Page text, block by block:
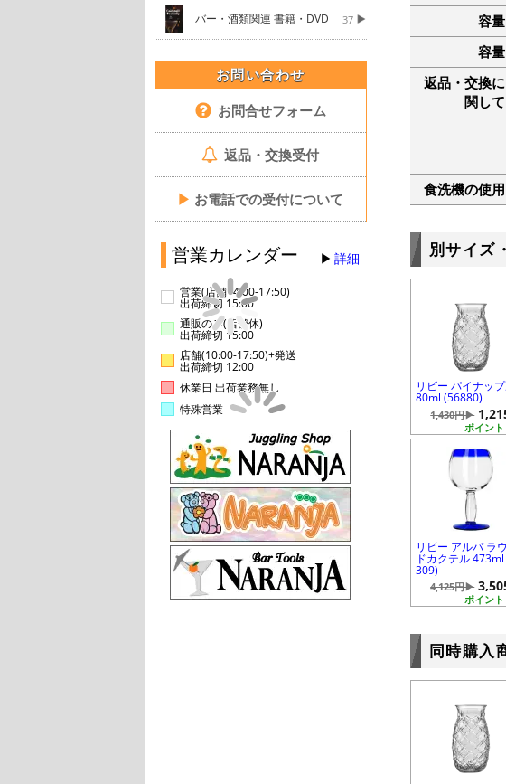
バー・酒類関連 書籍・DVD 37
お問い合わせ
お問合せフォーム
返品・交換受付
▶ お電話での受付について
営業カレンダー 詳細
営業(店舗14:00-17:50)
出荷締切 15:00
通販のみ(店舗休)
出荷締切 15:00
店舗(10:00-17:50)+発送
出荷締切 12:00
休業日 出荷業務無し
特殊営業
容量
容量
返品・交換に
関して
食洗機の使用
別サイズ
リビー パイナッ
80ml (56880)
ポイン
1,430円▶
リビー アルバ ラ
ドカクテル
309)
ポイン
4,125円▶
同時購入